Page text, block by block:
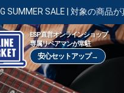
SALE | 対象の商品が真夏のお
ESP直営オンラインショップ
専属リペアマンが常駐
安心セットアップ→